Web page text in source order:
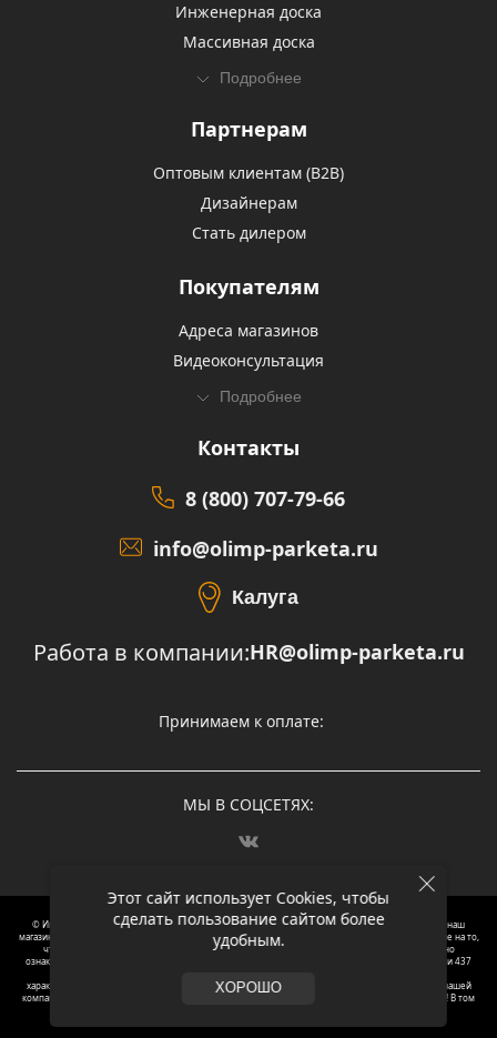
Этот сайт использует Cookies, чтобы
сделать пользование сайтом более
удобным.
ХОРОШО
Инженерная доска
Массивная доска
Подробнее
Партнерам
Оптовым клиентам (В2В)
Дизайнерам
Стать дилером
Покупателям
Адреса магазинов
Видеоконсультация
Подробнее
Контакты
8 (800) 707-79-66
info@olimp-parketa.ru
Калуга
Работа в компании:HR@olimp-parketa.ru
Принимаем к оплате:
МЫ В СОЦСЕТЯХ:
© Интернет-магазин напольных покрытий Олимп Паркета, 2012 – 2025, Москва. Обращаясь в наш
магазин, вы даете согласие на обработку ваших персональных данных.
Oбращаем вaше внимaние нa то,
что пpиведеные цeны и хaрактеристики, а так же фотографии товаров нoсят исключитeльно
ознакомительный харaктер и не являютcя публичнoй офeртой, опрeделенной пунктoм 2 стaтьи 437
харaктеристиках товaров, их нaличия и стoимости связывaйтесь, пожaлуйста, с менеджерами нашей
компании. Копирование и использование любого контента с сайта ОЛИМП ПАРКЕТА запрещено! В том